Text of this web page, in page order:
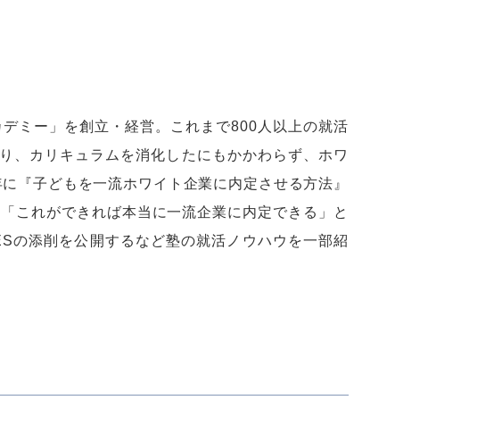
ミー」を創立・経営。これまで800人以上の就活
、カリキュラムを消化したにもかかわらず、ホワ
『子どもを一流ホワイト企業に内定させる方法』
これができれば本当に一流企業に内定できる」と
の添削を公開するなど塾の就活ノウハウを一部紹